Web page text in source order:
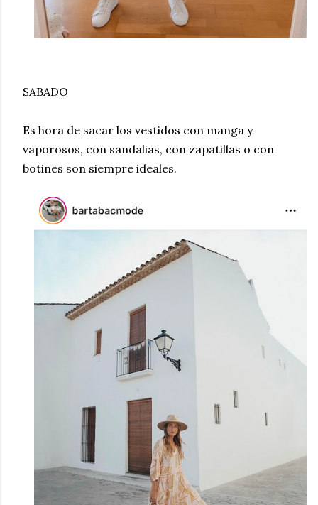
SABADO
Es hora de sacar los vestidos con manga y
vaporosos, con sandalias, con zapatillas o con
botines son siempre ideales.